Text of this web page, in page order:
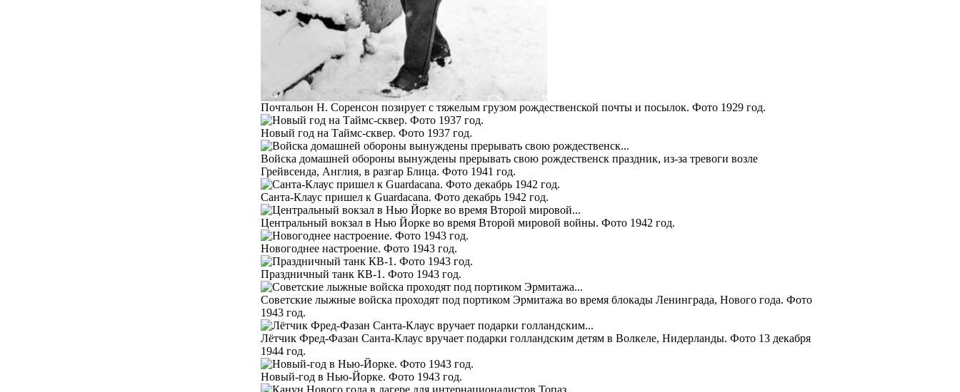
Почтальон Н. Соренсон позирует с тяжелым грузом рождественской почты и посылок. Фото 1929 год.
Новый год на Таймс-сквер. Фото 1937 год.
Войска домашней обороны вынуждены прерывать свою рождественск праздник, из-за тревоги возле
Грейвсенда, Англия, в разгар Блица. Фото 1941 год.
Санта-Клаус пришел к Guardacana. Фото декабрь 1942 год.
Центральный вокзал в Нью Йорке во время Второй мировой войны. Фото 1942 год.
Новогоднее настроение. Фото 1943 год.
Праздничный танк КВ-1. Фото 1943 год.
Советские лыжные войска проходят под портиком Эрмитажа во время блокады Ленинграда, Нового года. Фото
1943 год.
Лётчик Фред-Фазан Санта-Клаус вручает подарки голландским детям в Волкеле, Нидерланды. Фото 13 декабря
1944 год.
Новый-год в Нью-Йорке. Фото 1943 год.